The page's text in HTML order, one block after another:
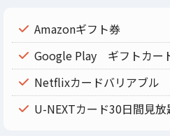
Amazonギフト券
Google Play ギフトカー
Netflixカードバリアブル
U-NEXTカード30日間見